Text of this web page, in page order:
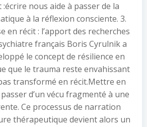
nous aide à passer de la
à la réflexion consciente. 3.
en récit : l’apport des recherches
français Boris Cyrulnik a
le concept de résilience en
que le trauma reste envahissant
transformé en récit.Mettre en
d’un vécu fragmenté à une
Ce processus de narration
thérapeutique devient alors un